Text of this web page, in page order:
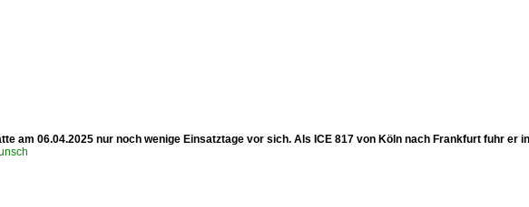
am 06.04.2025 nur noch wenige Einsatztage vor sich. Als ICE 817 von Köln nach Frankfurt fuhr er